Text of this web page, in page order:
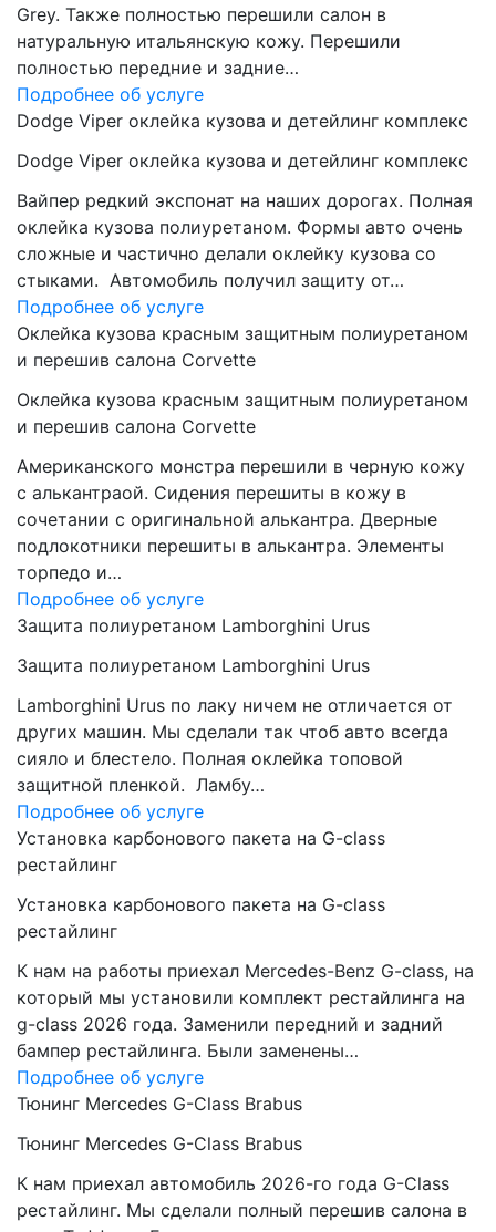
Grey. Также полностью перешили салон в
натуральную итальянскую кожу. Перешили
полностью передние и задние…
Подробнее об услуге
Dodge Viper оклейка кузова и детейлинг комплекс
Dodge Viper оклейка кузова и детейлинг комплекс
Вайпер редкий экспонат на наших дорогах. Полная
оклейка кузова полиуретаном. Формы авто очень
сложные и частично делали оклейку кузова со
стыками. Автомобиль получил защиту от…
Подробнее об услуге
Оклейка кузова красным защитным полиуретаном
и перешив салона Corvette
Оклейка кузова красным защитным полиуретаном
и перешив салона Corvette
Американского монстра перешили в черную кожу
с алькантраой. Сидения перешиты в кожу в
сочетании с оригинальной алькантра. Дверные
подлокотники перешиты в алькантра. Элементы
торпедо и…
Подробнее об услуге
Защита полиуретаном Lamborghini Urus
Защита полиуретаном Lamborghini Urus
Lamborghini Urus по лаку ничем не отличается от
других машин. Мы сделали так чтоб авто всегда
сияло и блестело. Полная оклейка топовой
защитной пленкой. Ламбу…
Подробнее об услуге
Установка карбонового пакета на G-class
рестайлинг
Установка карбонового пакета на G-class
рестайлинг
К нам на работы приехал Mercedes-Benz G-class, на
который мы установили комплект рестайлинга на
g-class 2026 года. Заменили передний и задний
бампер рестайлинга. Были заменены…
Подробнее об услуге
Тюнинг Mercedes G-Class Brabus
Тюнинг Mercedes G-Class Brabus
К нам приехал автомобиль 2026-го года G-Class
рестайлинг. Мы сделали полный перешив салона в